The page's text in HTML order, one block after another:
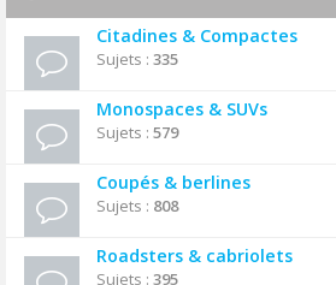
Citadines & Compactes
Sujets : 335
Monospaces & SUVs
Sujets : 579
Coupés & berlines
Sujets : 808
Roadsters & cabriolets
Sujets : 395